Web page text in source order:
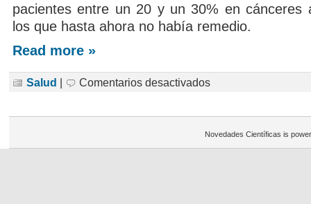
pacientes entre un 20 y un 30% en cánceres
los que hasta ahora no había remedio.
Read more »
Salud | Comentarios desactivados
pretende
el
cáncer
Novedades Científicas is